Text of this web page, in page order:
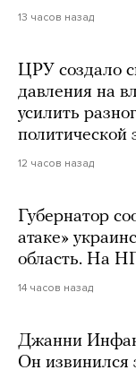
13 часов назад
ЦРУ создало
давления на
усилить
политической
12 часов назад
Губернатор
атаке»
область. На
14 часов назад
Джанни
Он извинился